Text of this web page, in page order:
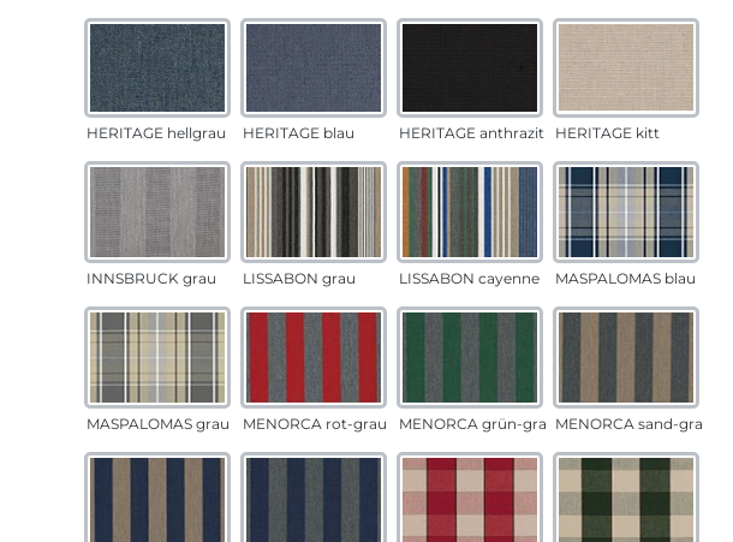
HERITAGE hellgrau HERITAGE blau HERITAGE anthrazit HERITAGE kitt
INNSBRUCK grau LISSABON grau LISSABON cayenne MASPALOMAS blau
MASPALOMAS grau MENORCA rot-grau MENORCA grün-grau MENORCA sand-grau